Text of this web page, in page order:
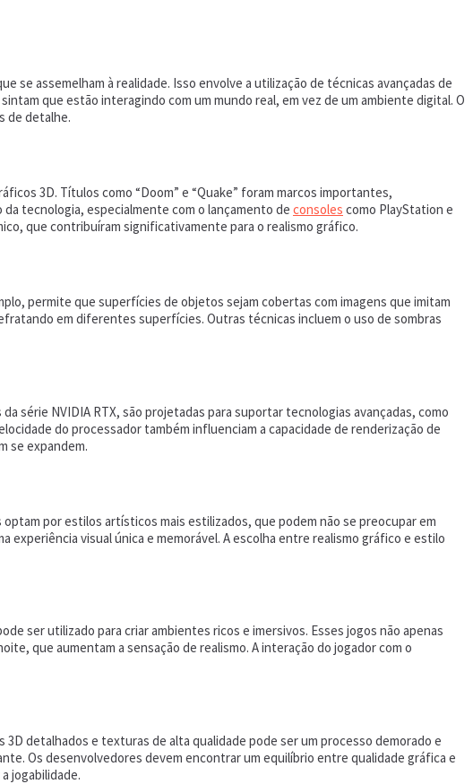
se assemelham à realidade. Isso envolve a utilização de técnicas avançadas de
que estão interagindo com um mundo real, em vez de um ambiente digital. O
de detalhe.
3D. Títulos como “Doom” e “Quake” foram marcos importantes,
tecnologia, especialmente com o lançamento de consoles como PlayStation e
que contribuíram significativamente para o realismo gráfico.
permite que superfícies de objetos sejam cobertas com imagens que imitam
em diferentes superfícies. Outras técnicas incluem o uso de sombras
série NVIDIA RTX, são projetadas para suportar tecnologias avançadas, como
do processador também influenciam a capacidade de renderização de
se expandem.
por estilos artísticos mais estilizados, que podem não se preocupar em
experiência visual única e memorável. A escolha entre realismo gráfico e estilo
ser utilizado para criar ambientes ricos e imersivos. Esses jogos não apenas
que aumentam a sensação de realismo. A interação do jogador com o
detalhados e texturas de alta qualidade pode ser um processo demorado e
Os desenvolvedores devem encontrar um equilíbrio entre qualidade gráfica e
jogabilidade.